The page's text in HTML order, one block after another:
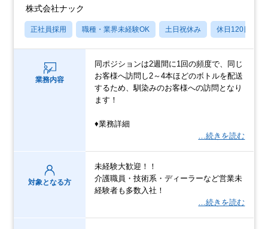
株式会社ナック
正社員採用 職種・業界未経験OK 土日祝休み 休日120日以上
業務内容
同ポジションは2週間に1回の頻度で、同じ
お客様へ訪問し2～4本ほどのボトルを配送
するため、馴染みのお客様への訪問となり
ます！
♦業務詳細
…続きを読む
対象となる方
未経験大歓迎！！
介護職員・技術系・ディーラーなど営業未
経験者も多数入社！
…続きを読む